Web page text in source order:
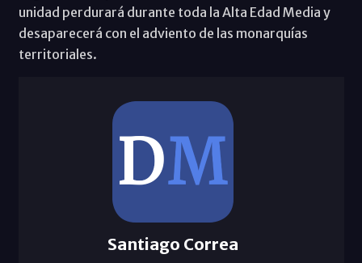
unidad perdurará durante toda la Alta Edad Media y
desaparecerá con el adviento de las monarquías
territoriales.
Santiago Correa